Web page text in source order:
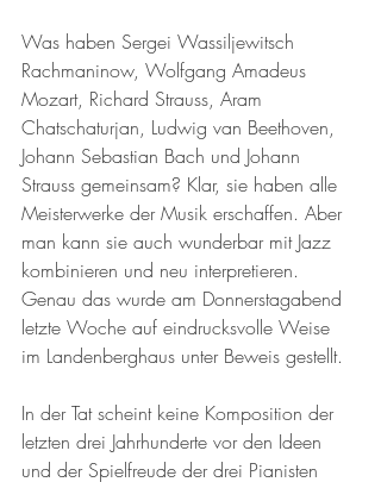
Was haben Sergei Wassiljewitsch
Rachmaninow, Wolfgang Amadeus
Mozart, Richard Strauss, Aram
Chatschaturjan, Ludwig van Beethoven,
Johann Sebastian Bach und Johann
Strauss gemeinsam? Klar, sie haben alle
Meisterwerke der Musik erschaffen. Aber
man kann sie auch wunderbar mit Jazz
kombinieren und neu interpretieren.
Genau das wurde am Donnerstagabend
letzte Woche auf eindrucksvolle Weise
im Landenberghaus unter Beweis gestellt.
In der Tat scheint keine Komposition der
letzten drei Jahrhunderte vor den Ideen
und der Spielfreude der drei Pianisten